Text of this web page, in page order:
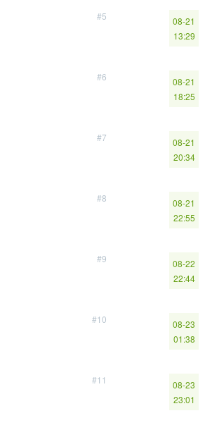
#5
08-21
13:29
#6
08-21
18:25
#7
08-21
20:34
#8
08-21
22:55
#9
08-22
22:44
#10
08-23
01:38
#11
08-23
23:01